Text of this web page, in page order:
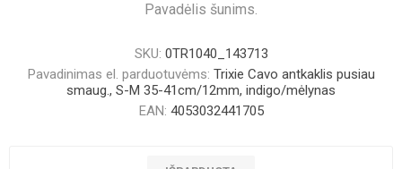
Pavadėlis šunims.
SKU: 0TR1040_143713
Pavadinimas el. parduotuvėms: Trixie Cavo antkaklis pusiau
smaug., S-M 35-41cm/12mm, indigo/mėlynas
EAN: 4053032441705